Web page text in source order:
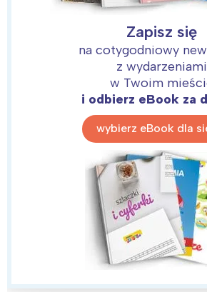
Zapisz się
na cotygodniowy
z wydarzeniami
w Twoim
i odbierz eBook za
wybierz eBook dla